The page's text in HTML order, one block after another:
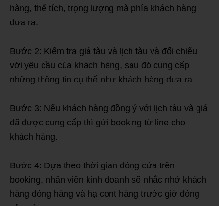
hàng, thể tích, trọng lượng mà phía khách hàng
đưa ra.
Bước 2: Kiểm tra giá tàu và lịch tàu và đối chiếu
với yêu cầu của khách hàng, sau đó cung cấp
những thông tin cụ thể như khách hàng đưa ra.
Bước 3: Nếu khách hàng đồng ý với lịch tàu và giá
đã được cung cấp thì gửi booking từ line cho
khách hàng.
Bước 4: Dựa theo thời gian đóng cửa trên
booking, nhân viên kinh doanh sẽ nhắc nhở khách
hàng đóng hàng và hạ cont hàng trước giờ đóng